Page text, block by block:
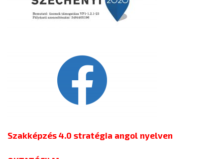
Szakképzés 4.0 stratégia angol nyelven